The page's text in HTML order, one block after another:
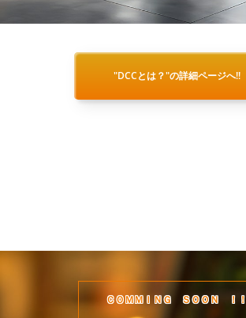
"DCCとは？"の詳細ページへ!!
ＣＯＭＭＩＮＧ ＳＯＯＮ ！！